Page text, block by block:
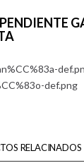
PENDIENTE
RELACINADOS